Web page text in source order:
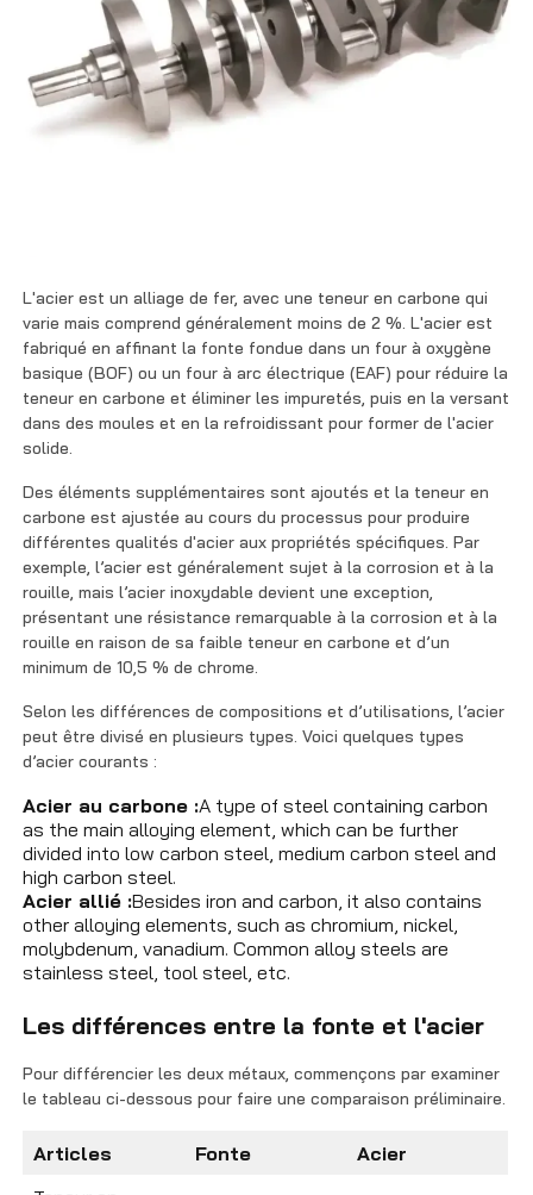
L'acier est un alliage de fer, avec une teneur en carbone qui
varie mais comprend généralement moins de 2 %. L'acier est
fabriqué en affinant la fonte fondue dans un four à oxygène
basique (BOF) ou un four à arc électrique (EAF) pour réduire la
teneur en carbone et éliminer les impuretés, puis en la versant
dans des moules et en la refroidissant pour former de l'acier
solide.
Des éléments supplémentaires sont ajoutés et la teneur en
carbone est ajustée au cours du processus pour produire
différentes qualités d'acier aux propriétés spécifiques. Par
exemple, l’acier est généralement sujet à la corrosion et à la
rouille, mais l’acier inoxydable devient une exception,
présentant une résistance remarquable à la corrosion et à la
rouille en raison de sa faible teneur en carbone et d’un
minimum de 10,5 % de chrome.
Selon les différences de compositions et d’utilisations, l’acier
peut être divisé en plusieurs types. Voici quelques types
d’acier courants :
Acier au carbone :A type of steel containing carbon
as the main alloying element, which can be further
divided into low carbon steel, medium carbon steel and
high carbon steel.
Acier allié :Besides iron and carbon, it also contains
other alloying elements, such as chromium, nickel,
molybdenum, vanadium. Common alloy steels are
stainless steel, tool steel, etc.
Les différences entre la fonte et l'acier
Pour différencier les deux métaux, commençons par examiner
le tableau ci-dessous pour faire une comparaison préliminaire.
Articles Fonte
Acier